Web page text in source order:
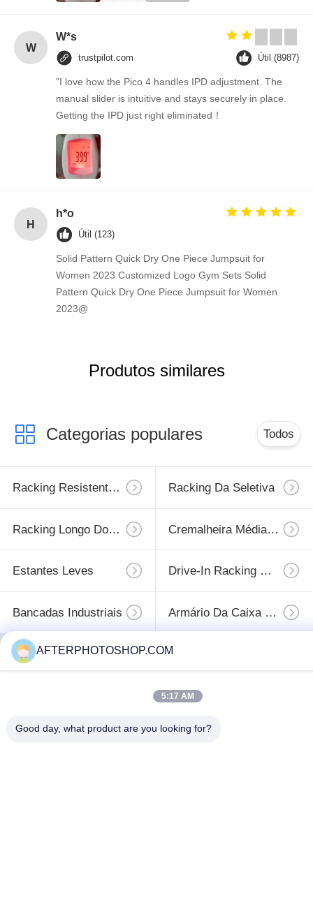
W
W*s
trustpilot.com Útil (8987)
"I love how the Pico 4 handles IPD adjustment. The
manual slider is intuitive and stays securely in place.
Getting the IPD just right eliminated！
H
h*o
Útil (123)
Solid Pattern Quick Dry One Piece Jumpsuit for
Women 2023 Customized Logo Gym Sets Solid
Pattern Quick Dry One Piece Jumpsuit for Women
2023@
Produtos similares
Categorias populares Todos
Racking Resistente Da Pálete Racking Da Seletiva
Racking Longo Do Período Cremalheira Média Do Dever
Estantes Leves Drive-In Racking Da Pálete
Bancadas Industriais Armário Da Caixa De Ferramenta
Subscreva
AFTERPHOTOSHOP.COM
5:17 AM
Good day, what product are you looking for?